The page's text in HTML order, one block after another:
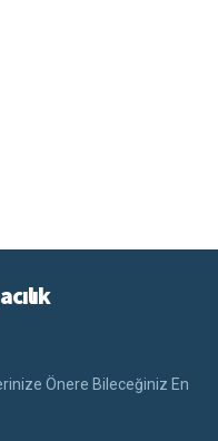
Önere Bileceğiniz En